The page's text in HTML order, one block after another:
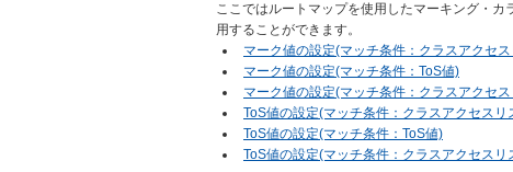
ここではルートマップを使用したマーキング・カ
用することができます。
マーク値の設定(マッチ条件：クラスアクセ
マーク値の設定(マッチ条件：ToS値)
マーク値の設定(マッチ条件：クラスアクセ
ToS値の設定(マッチ条件：クラスアクセスリ
ToS値の設定(マッチ条件：ToS値)
ToS値の設定(マッチ条件：クラスアクセスリ